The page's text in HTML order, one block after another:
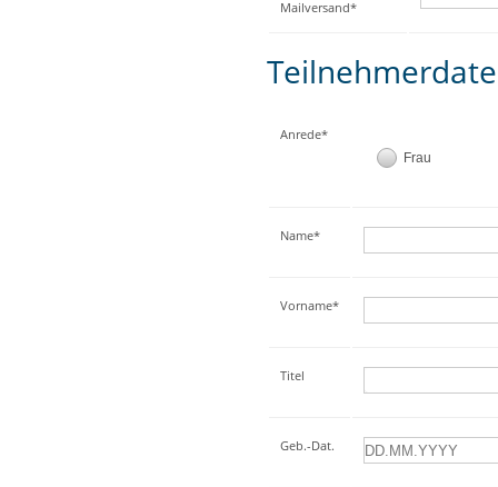
Mailversand*
Anrede*
Frau
Name*
Vorname*
Titel
Geb.-Dat.